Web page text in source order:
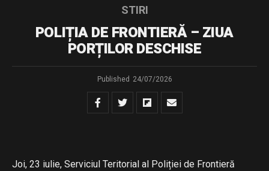
STIRI
POLIȚIA DE FRONTIERĂ – ZIUA
PORȚILOR DESCHISE
Published 24/07/2026
Joi, 23 iulie, Serviciul Teritorial al Poliției de Frontieră